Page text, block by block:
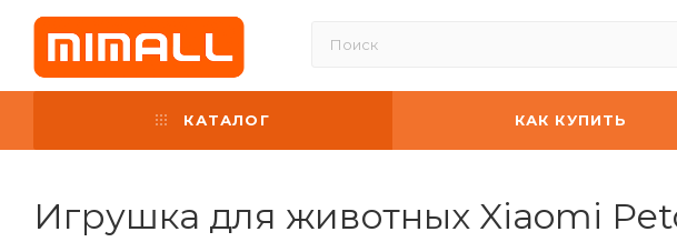
КАТАЛОГ КАК КУПИТЬ
Игрушка для животных Xiaomi